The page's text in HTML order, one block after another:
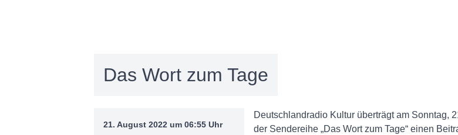
Das Wort zum Tage
21. August 2022 um 06:55 Uhr
Deutschlandradio Kultur überträgt am Sonntag,
der Sendereihe „Das Wort zum Tage“ einen